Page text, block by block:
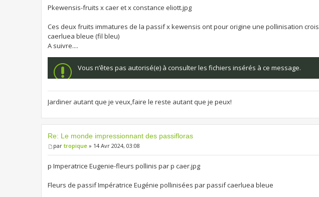
Pkewensis-fruits x caer et x constance eliott.jpg
Ces deux fruits immatures de la passif x kewensis ont pour origine une pollinisation
caerluea bleue (fil bleu)
A suivre....
Vous n’êtes pas autorisé(e) à consulter les fichiers insérés à ce message.
Jardiner autant que je veux,faire le reste autant que je peux!
Re: Le monde impressionnant des passifloras
par tropique » 14 Avr 2024, 03:08
p Imperatrice Eugenie-fleurs pollinis par p caer.jpg
Fleurs de passif Impératrice Eugénie pollinisées par passif caerluea bleue